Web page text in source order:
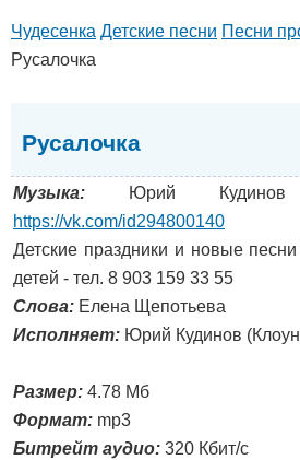
Чудесенка Детские песни Песни
Русалочка
Русалочка
Музыка: Юрий Кудинов
https://vk.com/id294800140
Детские праздники и новые
детей - тел. 8 903 159 33 55
Слова: Елена Щепотьева
Исполняет: Юрий Кудинов
Размер: 4.78 Мб
Формат: mp3
Битрейт аудио: 320 Кбит/с